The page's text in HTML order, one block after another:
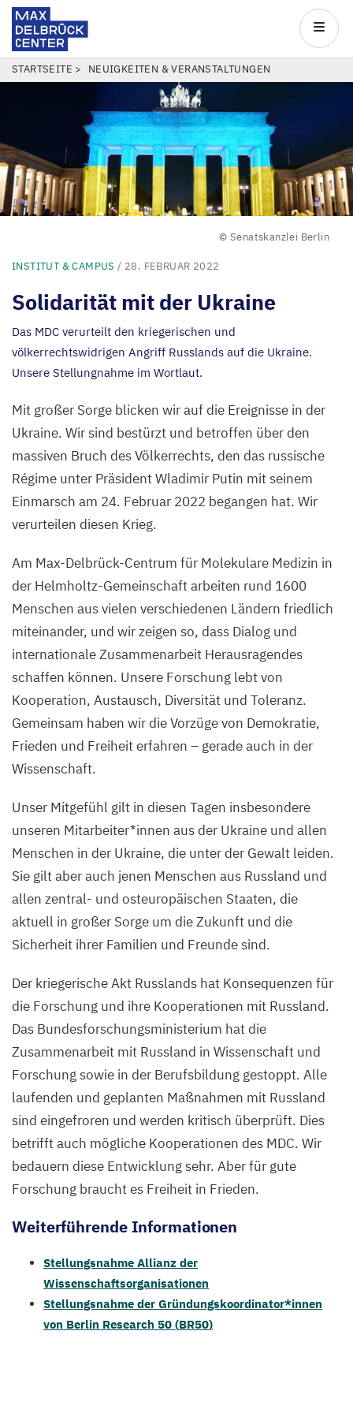
Direkt
zum
Center
Main
PFADNAVIGATION
STARTSEITE NEUIGKEITEN & VERANSTALTUNGEN
© Senatskanzlei Berlin
INSTITUT & CAMPUS / 28. FEBRUAR 2022
Solidarität mit der Ukraine
Das MDC verurteilt den kriegerischen und
völkerrechtswidrigen Angriff Russlands auf die Ukraine.
Unsere Stellungnahme im Wortlaut.
Mit großer Sorge blicken wir auf die Ereignisse in der
Ukraine. Wir sind bestürzt und betroffen über den
massiven Bruch des Völkerrechts, den das russische
Régime unter Präsident Wladimir Putin mit seinem
Einmarsch am 24. Februar 2022 begangen hat. Wir
verurteilen diesen Krieg.
Am Max-Delbrück-Centrum für Molekulare Medizin in
der Helmholtz-Gemeinschaft arbeiten rund 1600
Menschen aus vielen verschiedenen Ländern friedlich
miteinander, und wir zeigen so, dass Dialog und
internationale Zusammenarbeit Herausragendes
schaffen können. Unsere Forschung lebt von
Kooperation, Austausch, Diversität und Toleranz.
Gemeinsam haben wir die Vorzüge von Demokratie,
Frieden und Freiheit erfahren – gerade auch in der
Wissenschaft.
Unser Mitgefühl gilt in diesen Tagen insbesondere
unseren Mitarbeiter*innen aus der Ukraine und allen
Menschen in der Ukraine, die unter der Gewalt leiden.
Sie gilt aber auch jenen Menschen aus Russland und
allen zentral- und osteuropäischen Staaten, die
aktuell in großer Sorge um die Zukunft und die
Sicherheit ihrer Familien und Freunde sind.
Der kriegerische Akt Russlands hat Konsequenzen für
die Forschung und ihre Kooperationen mit Russland.
Das Bundesforschungsministerium hat die
Zusammenarbeit mit Russland in Wissenschaft und
Forschung sowie in der Berufsbildung gestoppt. Alle
laufenden und geplanten Maßnahmen mit Russland
sind eingefroren und werden kritisch überprüft. Dies
betrifft auch mögliche Kooperationen des MDC. Wir
bedauern diese Entwicklung sehr. Aber für gute
Forschung braucht es Freiheit in Frieden.
Weiterführende Informationen
Stellungsnahme Allianz der
Wissenschaftsorganisationen
Stellungsnahme der Gründungskoordinator*innen
von Berlin Research 50 (BR50)